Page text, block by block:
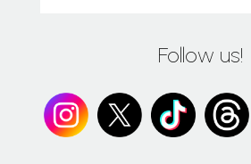
Follow us!